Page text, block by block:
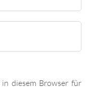
diesem Browser für